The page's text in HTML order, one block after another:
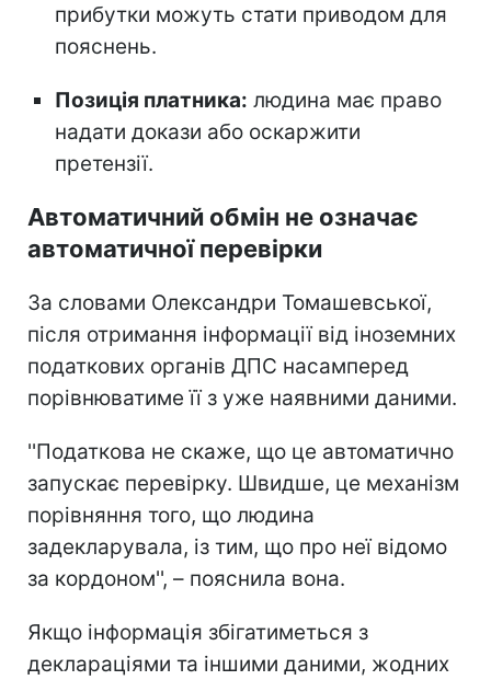
прибутки можуть стати приводом для
пояснень.
Позиція платника: людина має право
надати докази або оскаржити
претензії.
Автоматичний обмін не означає
автоматичної перевірки
За словами Олександри Томашевської,
після отримання інформації від іноземних
податкових органів ДПС насамперед
порівнюватиме її з уже наявними даними.
''Податкова не скаже, що це автоматично
запускає перевірку. Швидше, це механізм
порівняння того, що людина
задекларувала, із тим, що про неї відомо
за кордоном'', – пояснила вона.
Якщо інформація збігатиметься з
деклараціями та іншими даними, жодних